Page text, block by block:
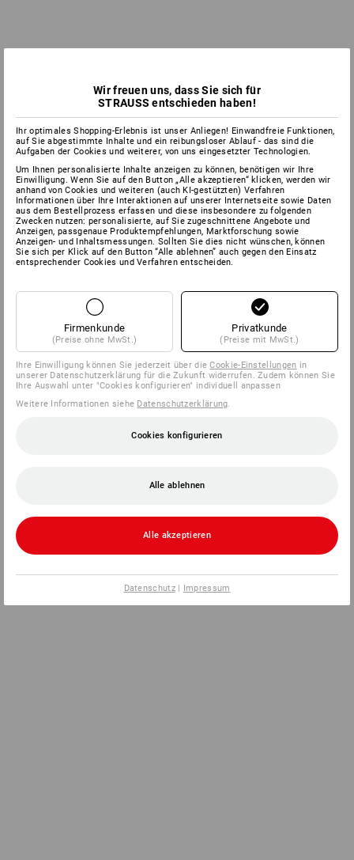
Wir freuen uns, dass Sie sich für
STRAUSS entschieden haben!
Ihr optimales Shopping-Erlebnis ist unser Anliegen! Einwandfreie Funktionen,
auf Sie abgestimmte Inhalte und ein reibungsloser Ablauf - das sind die
Aufgaben der Cookies und weiterer, von uns eingesetzter Technologien.
Um Ihnen personalisierte Inhalte anzeigen zu können, benötigen wir Ihre
Einwilligung. Wenn Sie auf den Button „Alle akzeptieren“ klicken, werden wir
anhand von Cookies und weiteren (auch KI-gestützten) Verfahren
Informationen über Ihre Interaktionen auf unserer Internetseite sowie Daten
aus dem Bestellprozess erfassen und diese insbesondere zu folgenden
Zwecken nutzen: personalisierte, auf Sie zugeschnittene Angebote und
Anzeigen, passgenaue Produktempfehlungen, Marktforschung sowie
Anzeigen- und Inhaltsmessungen. Sollten Sie dies nicht wünschen, können
Sie sich per Klick auf den Button “Alle ablehnen” auch gegen den Einsatz
entsprechender Cookies und Verfahren entscheiden.
Firmenkunde
(Preise ohne MwSt.)
Privatkunde
(Preise mit MwSt.)
Ihre Einwilligung können Sie jederzeit über dieCookie-Einstellungen in
unserer Datenschutzerklärung für die Zukunft widerrufen. Zudem können Sie
Ihre Auswahl unter "Cookies konfigurieren" individuell anpassen
Weitere Informationen siehe Datenschutzerklärung.
Cookies konfigurieren
Alle ablehnen
Alle akzeptieren
Datenschutz| Impressum